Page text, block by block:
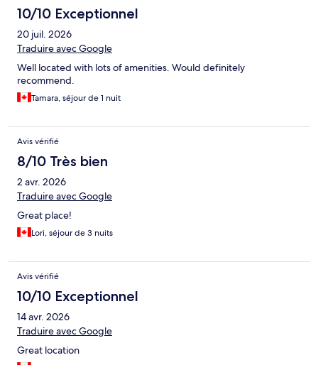
10/10 Exceptionnel
20 juil. 2026
Traduire avec Google
Well located with lots of amenities. Would definitely
recommend.
Tamara, séjour de 1 nuit
Avis vérifié
8/10 Très bien
2 avr. 2026
Traduire avec Google
Great place!
Lori, séjour de 3 nuits
Avis vérifié
10/10 Exceptionnel
14 avr. 2026
Traduire avec Google
Great location